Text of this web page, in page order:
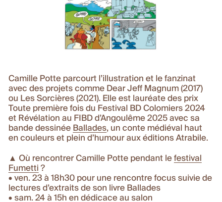
Camille Potte parcourt l’illustration et le fanzinat
avec des projets comme Dear Jeff Magnum (2017)
ou Les Sorcières (2021). Elle est lauréate des prix
Toute première fois du Festival BD Colomiers 2024
et Révélation au FIBD d’Angoulême 2025 avec sa
bande dessinée Ballades, un conte médiéval haut
en couleurs et plein d’humour aux éditions Atrabile.
▲ Où rencontrer Camille Potte pendant lefestival
Fumetti ?
• ven. 23 à 18h30 pour une rencontre focus suivie de
lectures d’extraits de son livre Ballades
• sam. 24 à 15hen dédicace au salon